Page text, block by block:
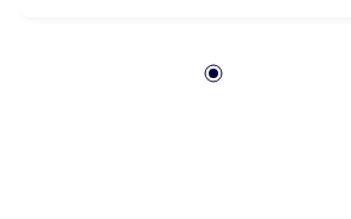
diferentes tipos de atividades